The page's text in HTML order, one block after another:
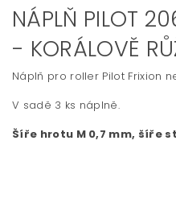
NÁPLŇ PILOT
- KORÁLOVĚ
Náplň pro roller Pilot Frixion
V sadě 3 ks náplně.
Šíře hrotu M 0,7 mm, šíře